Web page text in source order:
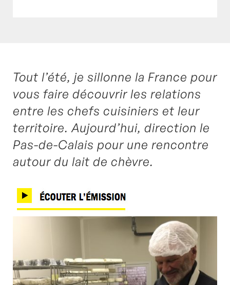
Posté à 12:41h in- Radio -,Chèvre,Lait de chèvre
Laurent Mariotte 0 Commentaires
Tout l’été, je sillonne la France pour
vous faire découvrir les relations
entre les chefs cuisiniers et leur
territoire. Aujourd’hui, direction le
Pas-de-Calais pour une rencontre
autour du lait de chèvre.